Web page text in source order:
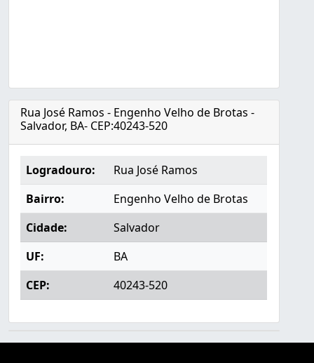
Rua José Ramos - Engenho Velho de Brotas -
Salvador, BA- CEP:40243-520
Logradouro:
Rua José Ramos
Bairro:
Engenho Velho de Brotas
Cidade:
Salvador
UF:
BA
CEP:
40243-520